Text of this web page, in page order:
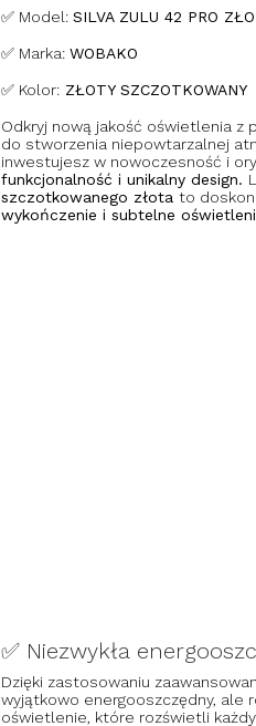
✅ Model: SILVA ZULU 42 PRO
✅ Marka: WOBAKO
✅ Kolor: ZŁOTY SZCZOTKOWANY
Odkryj nową jakość oświetlenia z
do stworzenia niepowtarzalnej
inwestujesz w nowoczesność i
funkcjonalność i unikalny design.
szczotkowanego złota to
wykończenie i subtelne
✅ Niezwykła
Dzięki zastosowaniu
wyjątkowo energooszczędny, ale
oświetlenie, które rozświetli